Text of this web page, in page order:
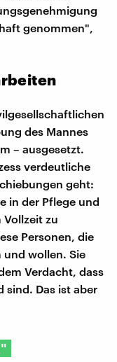
genommen",
des Mannes
– ausgesetzt.
verdeutliche
geht:
in der Pflege und
zu
Personen, die
wollen. Sie
Verdacht, dass
sind. Das ist aber